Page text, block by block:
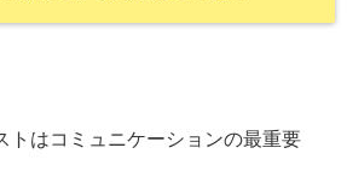
トはコミュニケーションの最重要